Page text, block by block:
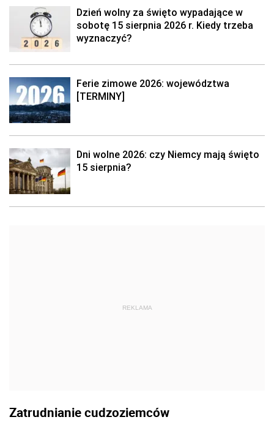
Dzień wolny za święto wypadające w
sobotę 15 sierpnia 2026 r. Kiedy trzeba
wyznaczyć?
Ferie zimowe 2026: województwa
[TERMINY]
Dni wolne 2026: czy Niemcy mają święto
15 sierpnia?
REKLAMA
Zatrudnianie cudzoziemców